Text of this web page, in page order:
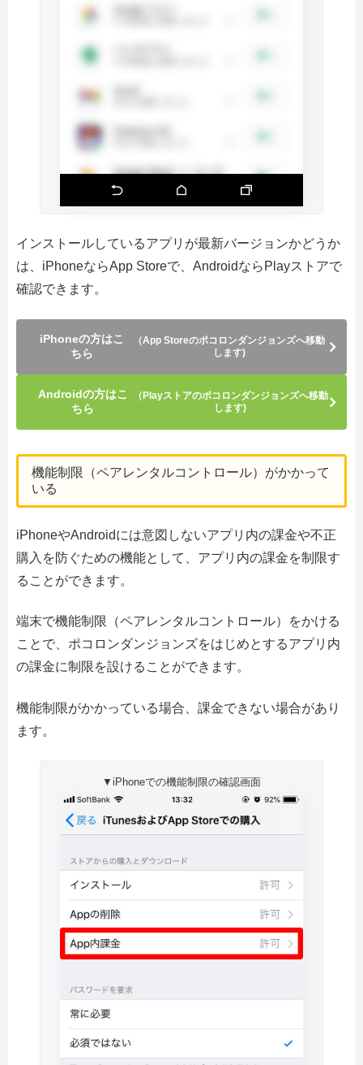
インストールしているアプリが最新バージョンかどうか
は、iPhoneならApp Storeで、AndroidならPlayストアで
確認できます。
iPhoneの方はこ
ちら
（App Storeのポコロンダンジョンズへ移動
します)
Androidの方はこ
ちら
（Playストアのポコロンダンジョンズへ移動
します)
機能制限（ペアレンタルコントロール）がかかって
いる
iPhoneやAndroidには意図しないアプリ内の課金や不正
購入を防ぐための機能として、アプリ内の課金を制限す
ることができます。
端末で機能制限（ペアレンタルコントロール）をかける
ことで、ポコロンダンジョンズをはじめとするアプリ内
の課金に制限を設けることができます。
機能制限がかかっている場合、課金できない場合があり
ます。
▼iPhoneでの機能制限の確認画面